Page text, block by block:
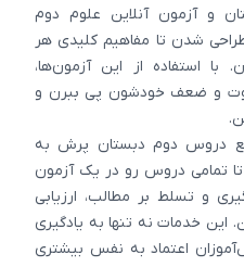
و آزمون آنلاین علوم دوم
شدن تا مفاهیم کلیدی هر
استفاده از این آزمون‌ها،
و ضعف خودشون پی ببرن و
دروس دوم دبستان پرش به
تمامی دروس رو در یک آزمون
و تسلط بر مطالب، ارزیابی
خدمات نه‌ تنها به یادگیری
اعتماد به نفس بیشتری